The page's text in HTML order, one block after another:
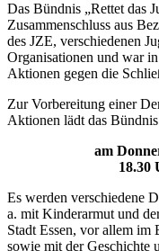
Das Bündnis „Rettet das
Zusammenschluss aus
des JZE, verschiedenen
Organisationen und war
Aktionen gegen die
Zur Vorbereitung einer
Aktionen lädt das
am
18.30
Es werden verschiedene
a. mit Kinderarmut und
Stadt Essen, vor allem im
sowie mit der Geschichte